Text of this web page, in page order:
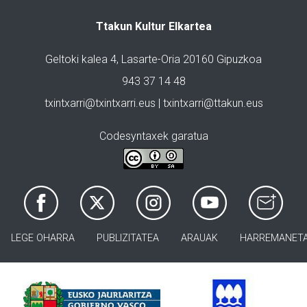
Ttakun Kultur Elkartea
Geltoki kalea 4, Lasarte-Oria 20160 Gipuzkoa
943 37 14 48
txintxarri@txintxarri.eus | txintxarri@ttakun.eus
Codesyntaxek garatua
LEGE OHARRA PUBLIZITATEA ARAUAK